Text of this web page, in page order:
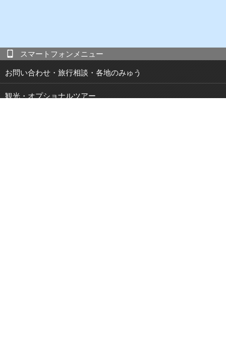
スマートフォンメニュー
お問い合わせ・旅行相談・各地のみゅう
観光・オプショナルツアー